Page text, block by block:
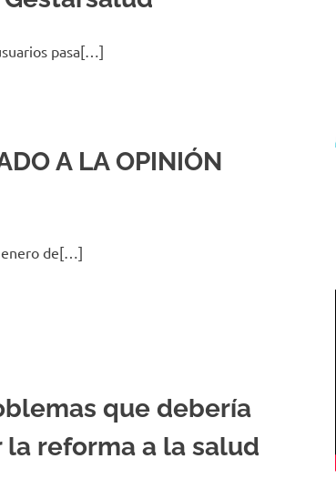
pasa[…]
A LA OPINIÓN
enero de[…]
que debería
reforma a la salud